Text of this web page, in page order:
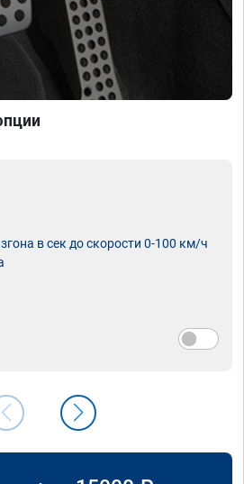
в сек до скорости 0-100 км/ч